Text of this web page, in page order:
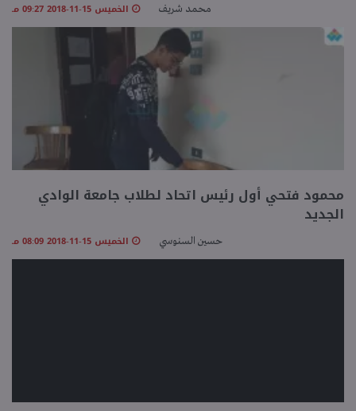
محمد شريف الخميس 15-11-2018 09:27 مـ
محمود فتحي أول رئيس اتحاد لطلاب جامعة الوادي
الجديد
حسين السنوسي الخميس 15-11-2018 08:09 مـ